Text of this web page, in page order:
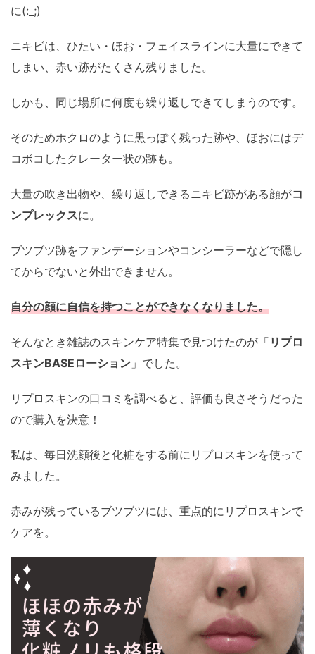
に(:_;)
ニキビは、ひたい・ほお・フェイスラインに大量にできて
しまい、赤い跡がたくさん残りました。
しかも、同じ場所に何度も繰り返しできてしまうのです。
そのためホクロのように黒っぽく残った跡や、ほおにはデ
コボコしたクレーター状の跡も。
大量の吹き出物や、繰り返しできるニキビ跡がある顔がコ
ンプレックスに。
ブツブツ跡をファンデーションやコンシーラーなどで隠し
てからでないと外出できません。
自分の顔に自信を持つことができなくなりました。
そんなとき雑誌のスキンケア特集で見つけたのが「 リプロ
スキンBASEローション 」でした。
リプロスキンの口コミを調べると、評価も良さそうだった
ので購入を決意！
私は、毎日洗顔後と化粧をする前にリプロスキンを使って
みました。
赤みが残っているブツブツには、重点的にリプロスキンで
ケアを。